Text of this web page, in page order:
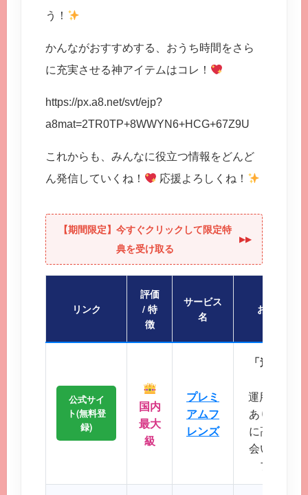
う！
かんながおすすめする、おうち時間をさら
に充実させる神アイテムはコレ！
https://px.a8.net/svt/ejp?
a8mat=2TR0TP+8WWYN6+HCG+67Z9U
これからも、みんなに役立つ情報をどんど
ん発信していくね！
応援よろしくね！
【期間限定】今すぐクリックして限定特
典を受け取る
▶︎▶︎
リンク
評価
/ 特
徴
サービス
名
おすすめ
公式サイ
ト(無料登
録)
国内
最大
級
プレミ
アムフ
レンズ
「迷った
運用歴20
あり、マ
に高く、
会いが期待
プクラス